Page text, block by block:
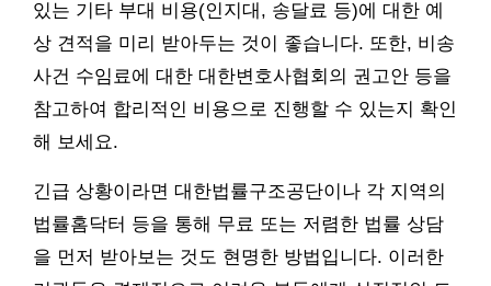
있는 기타 부대 비용(인지대, 송달료 등)에 대한 예
상 견적을 미리 받아두는 것이 좋습니다. 또한, 비송
사건 수임료에 대한 대한변호사협회의 권고안 등을
참고하여 합리적인 비용으로 진행할 수 있는지 확인
해 보세요.
긴급 상황이라면 대한법률구조공단이나 각 지역의
법률홈닥터 등을 통해 무료 또는 저렴한 법률 상담
을 먼저 받아보는 것도 현명한 방법입니다. 이러한